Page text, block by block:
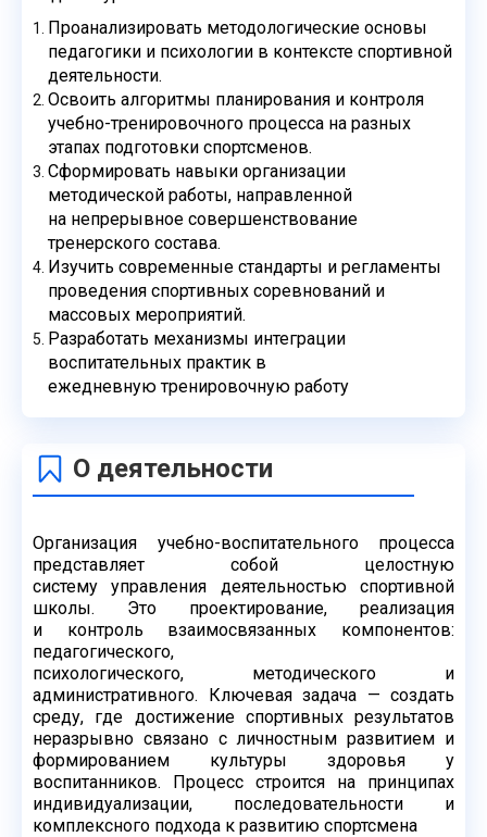
Проанализировать методологические основы
педагогики и психологии в контексте спортивной
деятельности.
Освоить алгоритмы планирования и контроля
учебно-тренировочного процесса на разных
этапах подготовки спортсменов.
Сформировать навыки организации
методической работы, направленной
на непрерывное совершенствование
тренерского состава.
Изучить современные стандарты и регламенты
проведения спортивных соревнований и
массовых мероприятий.
Разработать механизмы интеграции
воспитательных практик в
ежедневнуютренировочную работу
О деятельности
Организация учебно-воспитательного процесса
представляет собой целостную
системууправления деятельностью спортивной
школы. Это проектирование, реализация
и контроль взаимосвязанных компонентов:
педагогического,
психологического, методического и
административного. Ключевая задача — создать
среду, где достижение спортивных результатов
неразрывно связано с личностным развитием и
формированием культуры здоровья у
воспитанников. Процесс строится на принципах
индивидуализации, последовательности и
комплексного подхода к развитию спортсмена